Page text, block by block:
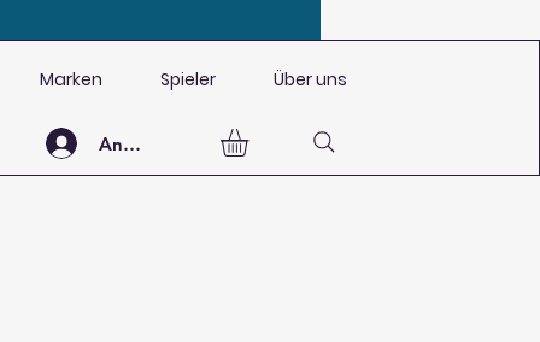
Marken Spieler Über uns
Anmelden